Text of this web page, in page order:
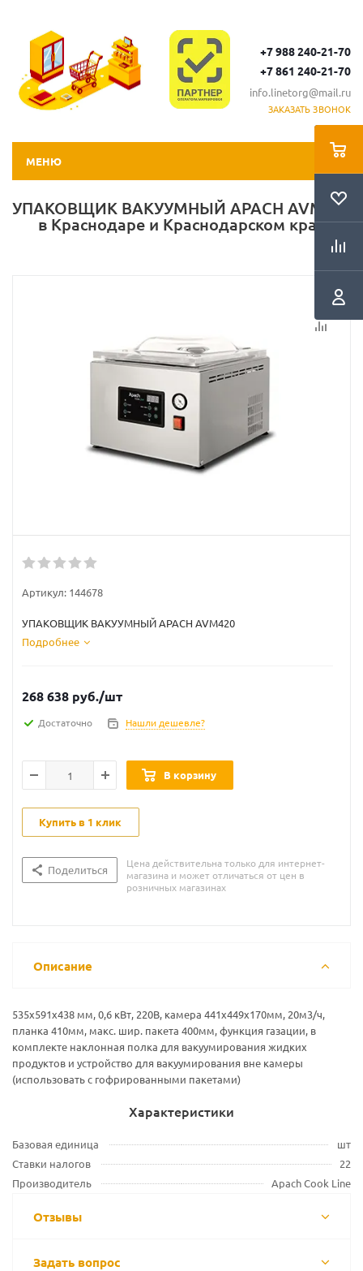
+7 988 240-21-70
+7 861 240-21-70
info.linetorg@mail.ru
ЗАКАЗАТЬ ЗВОНОК
МЕНЮ
УПАКОВЩИК ВАКУУМНЫЙ APACH AVM420
в Краснодаре и Краснодарском крае
Артикул: 144678
УПАКОВЩИК ВАКУУМНЫЙ APACH AVM420
Подробнее
268 638 руб./шт
Достаточно Нашли дешевле?
В корзину
Купить в 1 клик
Поделиться
Цена действительна только для интернет-
магазина и может отличаться от цен в
розничных магазинах
Описание
535х591х438 мм, 0,6 кВт, 220В, камера 441х449х170мм, 20м3/ч,
планка 410мм, макс. шир. пакета 400мм, функция газации, в
комплекте наклонная полка для вакуумирования жидких
продуктов и устройство для вакуумирования вне камеры
(использовать с гофрированными пакетами)
Характеристики
Базовая единица
шт
Ставки налогов
22
Производитель
Apach Cook Line
Отзывы
Задать вопрос